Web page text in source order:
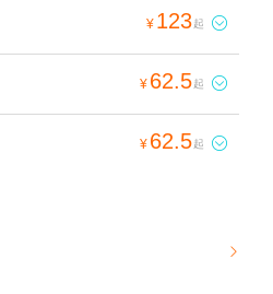
¥ 123起 
¥ 62.5起 
¥ 62.5起 
